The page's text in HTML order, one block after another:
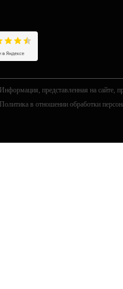
Информация, представленная на сайте,
Политика в отношении обработки